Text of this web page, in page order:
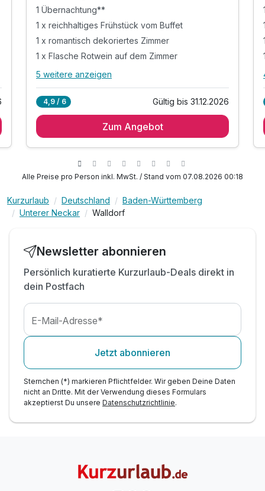
1 Übernachtung**
1 x reichhaltiges Frühstück vom Buffet
1 x romantisch dekoriertes Zimmer
1 x Flasche Rotwein auf dem Zimmer
Alle Inklusivleistungen
1 x reichhaltiges Frühstück vom Buffet
1 x Schokopraline auf dem Zimmer
inkl. Nutzung des Fitness- und Saunabereiches
inkl. Leihbademantel im Zimmer
5 weitere anzeigen
4,9 / 6 Gültig bis 31.12.2026
Zum Angebot
Alle Preise pro Person inkl. MwSt. / Stand vom 07.08.2026 00:18
Kurzurlaub Deutschland
Baden-Württemberg
Unterer Neckar
Walldorf
Newsletter abonnieren
Persönlich kuratierte Kurzurlaub-Deals direkt in
dein Postfach
E-Mail-Adresse*
Jetzt abonnieren
Sternchen (*) markieren Pflichtfelder. Wir geben Deine Daten
nicht an Dritte. Mit der Verwendung dieses Formulars
akzeptierst Du unsere Datenschutzrichtlinie.